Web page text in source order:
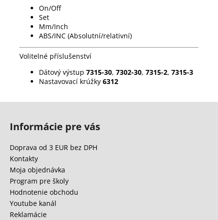
On/Off
Set
Mm/Inch
ABS/INC (Absolutní/relativní)
Volitelné příslušenství
Dátový výstup 7315-30, 7302-30, 7315-2, 7315-3
Nastavovací krúžky 6312
Informácie pre vás
Doprava od 3 EUR bez DPH
Kontakty
Moja objednávka
Program pre školy
Hodnotenie obchodu
Youtube kanál
Reklamácie